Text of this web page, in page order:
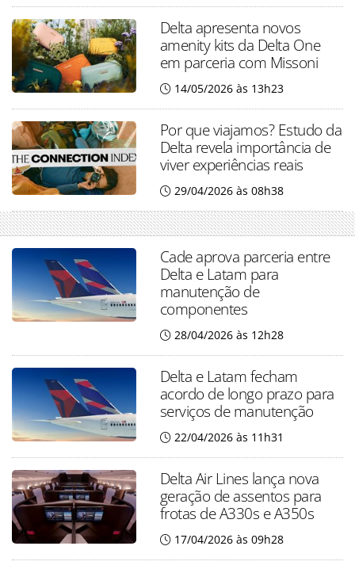
Delta apresenta novos
amenity kits da Delta One
em parceria com Missoni
14/05/2026 às 13h23
Por que viajamos? Estudo da
Delta revela importância de
viver experiências reais
29/04/2026 às 08h38
Cade aprova parceria entre
Delta e Latam para
manutenção de
componentes
28/04/2026 às 12h28
Delta e Latam fecham
acordo de longo prazo para
serviços de manutenção
22/04/2026 às 11h31
Delta Air Lines lança nova
geração de assentos para
frotas de A330s e A350s
17/04/2026 às 09h28